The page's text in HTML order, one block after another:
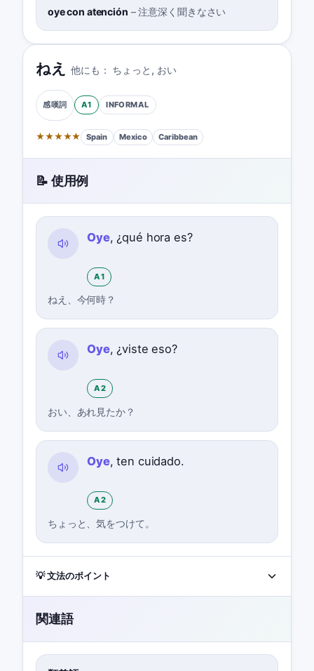
oye con atención –注意深く聞きなさい
ねえ 他にも： ちょっと , おい
感嘆詞 A1 INFORMAL
★★★★★ Spain Mexico Caribbean
📝 使用例
Oye, ¿qué hora es?
A1
ねえ、今何時？
Oye, ¿viste eso?
A2
おい、あれ見たか？
Oye, ten cuidado.
A2
ちょっと、気をつけて。
💡 文法のポイント
関連語